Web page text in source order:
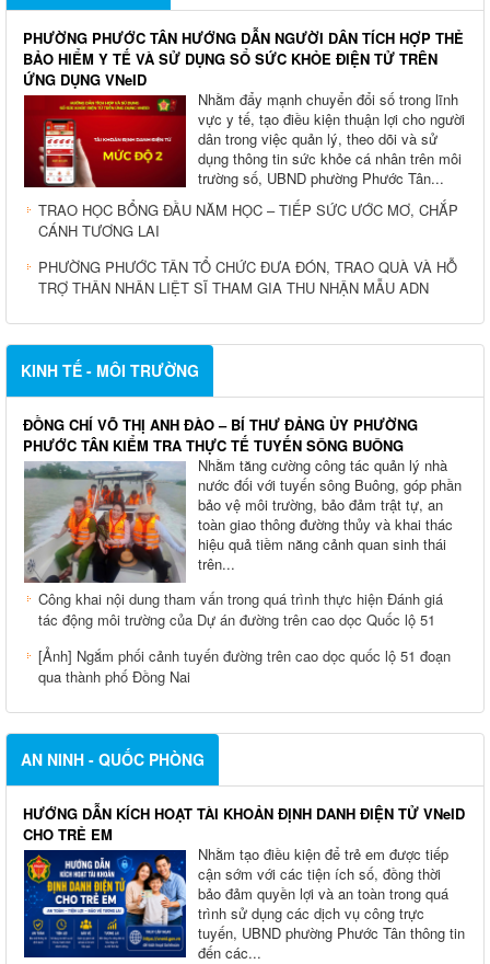
PHƯỜNG PHƯỚC TÂN HƯỚNG DẪN NGƯỜI DÂN TÍCH HỢP THẺ
BẢO HIỂM Y TẾ VÀ SỬ DỤNG SỔ SỨC KHỎE ĐIỆN TỬ TRÊN
ỨNG DỤNG VNeID
Nhằm đẩy mạnh chuyển đổi số trong lĩnh
vực y tế, tạo điều kiện thuận lợi cho người
dân trong việc quản lý, theo dõi và sử
dụng thông tin sức khỏe cá nhân trên môi
trường số, UBND phường Phước Tân...
TRAO HỌC BỔNG ĐẦU NĂM HỌC – TIẾP SỨC ƯỚC MƠ, CHẮP
CÁNH TƯƠNG LAI
PHƯỜNG PHƯỚC TÂN TỔ CHỨC ĐƯA ĐÓN, TRAO QUÀ VÀ HỖ
TRỢ THÂN NHÂN LIỆT SĨ THAM GIA THU NHẬN MẪU ADN
KINH TẾ - MÔI TRƯỜNG
ĐỒNG CHÍ VÕ THỊ ANH ĐÀO – BÍ THƯ ĐẢNG ỦY PHƯỜNG
PHƯỚC TÂN KIỂM TRA THỰC TẾ TUYẾN SÔNG BUÔNG
Nhằm tăng cường công tác quản lý nhà
nước đối với tuyến sông Buông, góp phần
bảo vệ môi trường, bảo đảm trật tự, an
toàn giao thông đường thủy và khai thác
hiệu quả tiềm năng cảnh quan sinh thái
trên...
Công khai nội dung tham vấn trong quá trình thực hiện Đánh giá
tác động môi trường của Dự án đường trên cao dọc Quốc lộ 51
[Ảnh] Ngắm phối cảnh tuyến đường trên cao dọc quốc lộ 51 đoạn
qua thành phố Đồng Nai
AN NINH - QUỐC PHÒNG
HƯỚNG DẪN KÍCH HOẠT TÀI KHOẢN ĐỊNH DANH ĐIỆN TỬ VNeID
CHO TRẺ EM
Nhằm tạo điều kiện để trẻ em được tiếp
cận sớm với các tiện ích số, đồng thời
bảo đảm quyền lợi và an toàn trong quá
trình sử dụng các dịch vụ công trực
tuyến, UBND phường Phước Tân thông tin
đến các...